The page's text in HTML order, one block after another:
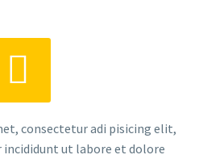


consectetur adi pisicing elit,
incididunt ut labore et dolore